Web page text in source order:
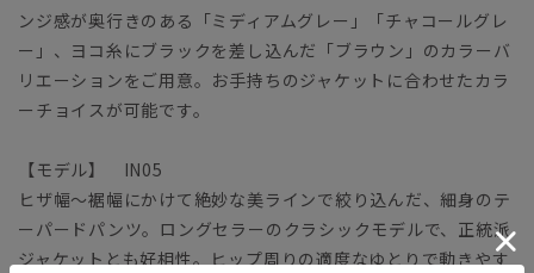
ンジ感が奥行きのある「ミディアムグレー」「チャコールグレ
ー」、ヨコ糸にブラックを差し込んだ「ブラウン」のカラーバ
リエーションをご用意。お手持ちのジャケットに合わせたカラ
ーチョイスが可能です。
【モデル】 IN05
ヒザ幅～裾幅にかけて絶妙な美ラインで絞り込んだ、細身のテ
ーパードパンツ。ロングセラーのクラシックモデルで、正統派
ジャケットとも好相性。ヒップ周りの適度なゆとりで動きやす